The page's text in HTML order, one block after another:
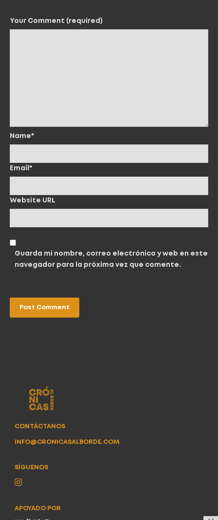
Your Comment (required)
Name*
Email*
Website URL
Guarda mi nombre, correo electrónico y web en este
navegador para la próxima vez que comente.
CONTÁCTANOS
INFO@CRONICASALBORDE.COM
SÍGUENOS
APOYADO POR